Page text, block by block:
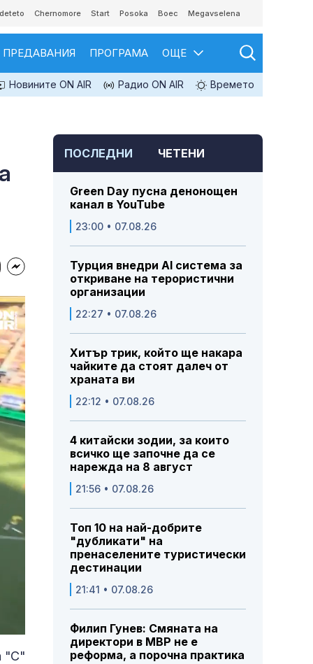
Chernomore Start Posoka Boec Megavselena
ПРЕДАВАНИЯ ПРОГРАМА ОЩЕ
Новините ON AIR Радио ON AIR Времето
"С"
ПОСЛЕДНИ ЧЕТЕНИ
Green Day пусна денонощен
канал в YouTube
23:00 • 07.08.26
Турция внедри AI система за
откриване на терористични
организации
22:27 • 07.08.26
Хитър трик, който ще накара
чайките да стоят далеч от
храната ви
22:12 • 07.08.26
4 китайски зодии, за които
всичко ще започне да се
нарежда на 8 август
21:56 • 07.08.26
Топ 10 на най-добрите
"дубликати" на
пренаселените туристически
дестинации
21:41 • 07.08.26
Филип Гунев: Смяната на
директори в МВР не е
реформа, а порочна практика